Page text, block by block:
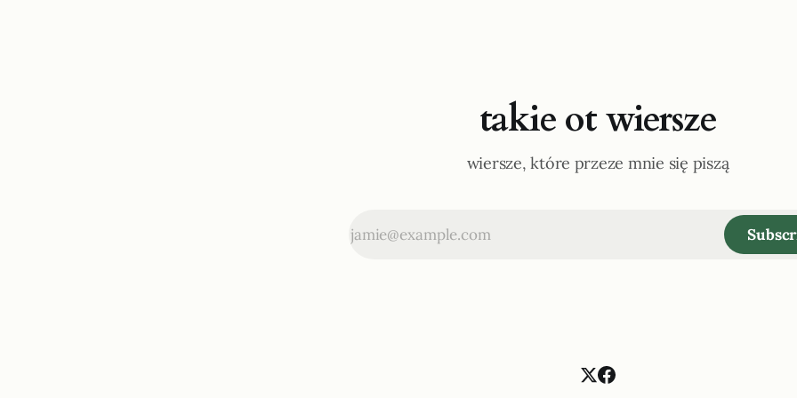
takie ot wiersze
wiersze, które przeze mnie się piszą